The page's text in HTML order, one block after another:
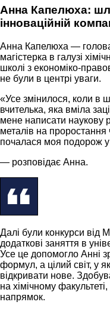
Анна Капелюха:
інноваційній
Анна Капелюха —
магістерка в галузі
школі з економіко-
не були в центрі уваги.
«Усе змінилося, коли в
вчителька, яка вміла
мене написати наукову
металів на
почалася моя подорож у
— розповідає Анна.
Далі були конкурси від
додаткові заняття в
Усе це допомогло Анні
формул, а цілий світ, у
відкривати нове.
на хімічному
напрямок.